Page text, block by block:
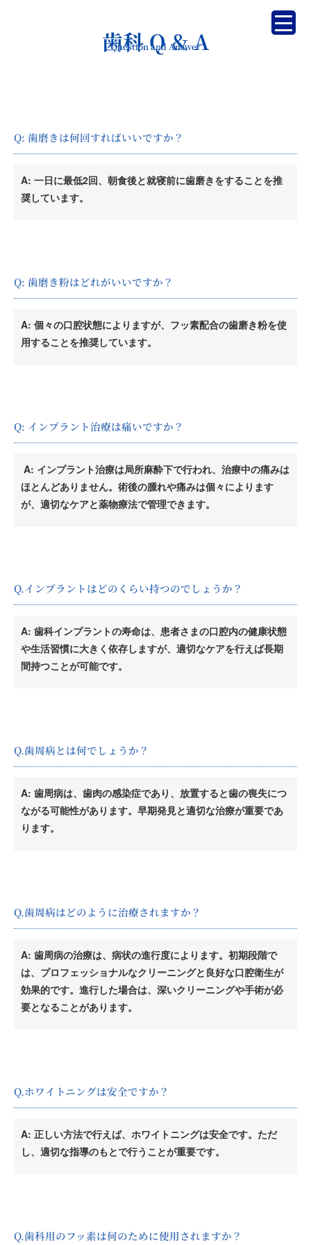
歯科 Q & A​
Question and Answer
Q: 歯磨きは何回すればいいですか？
A: 一日に最低2回、朝食後と就寝前に歯磨きをすることを推
奨しています。
Q: 歯磨き粉はどれがいいですか？
A: 個々の口腔状態によりますが、フッ素配合の歯磨き粉を使
用することを推奨しています。
Q: インプラント治療は痛いですか？
A: インプラント治療は局所麻酔下で行われ、治療中の痛みは
ほとんどありません。術後の腫れや痛みは個々によります
が、適切なケアと薬物療法で管理できます。
Q.インプラントはどのくらい持つのでしょうか？
A: 歯科インプラントの寿命は、患者さまの口腔内の健康状態
や生活習慣に大きく依存しますが、適切なケアを行えば長期
間持つことが可能です。
Q.歯周病とは何でしょうか？
A: 歯周病は、歯肉の感染症であり、放置すると歯の喪失につ
ながる可能性があります。早期発見と適切な治療が重要であ
ります。
Q.歯周病はどのように治療されますか？
A: 歯周病の治療は、病状の進行度によります。初期段階で
は、プロフェッショナルなクリーニングと良好な口腔衛生が
効果的です。進行した場合は、深いクリーニングや手術が必
要となることがあります。
Q.ホワイトニングは安全ですか？
A: 正しい方法で行えば、ホワイトニングは安全です。ただ
し、適切な指導のもとで行うことが重要です。
Q.歯科用のフッ素は何のために使用されますか？